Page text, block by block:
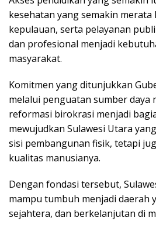
kesehatan yang semakin merata
kepulauan, serta pelayanan
dan profesional menjadi
masyarakat.
Komitmen yang ditunjukkan
melalui penguatan sumber daya
reformasi birokrasi menjadi
mewujudkan Sulawesi Utara
sisi pembangunan fisik, tetapi
kualitas manusianya.
Dengan fondasi tersebut,
mampu tumbuh menjadi daerah
sejahtera, dan berkelanjutan di